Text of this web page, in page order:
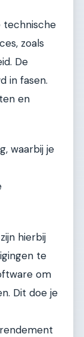
technische
zoals
De
in fasen.
en
waarbij je
hierbij
te
om
Dit doe je